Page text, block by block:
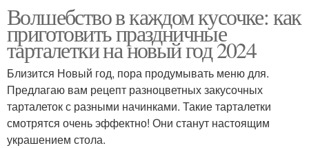
Волшебство в каждом кусочке: как
приготовить праздничные
тарталетки на новый год 2024
Близится Новый год, пора продумывать меню для.
Предлагаю вам рецепт разноцветных закусочных
тарталеток с разными начинками. Такие тарталетки
смотрятся очень эффектно! Они станут настоящим
украшением стола.